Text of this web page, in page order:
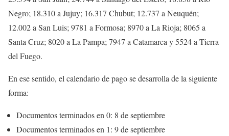
Negro; 18.310 a Jujuy; 16.317 Chubut; 12.737 a Neuquén;
12.002 a San Luis; 9781 a Formosa; 8970 a La Rioja; 8065 a
Santa Cruz; 8020 a La Pampa; 7947 a Catamarca y 5524 a Tierra
del Fuego.
En ese sentido, el calendario de pago se desarrolla de la siguiente
forma:
Documentos terminados en 0: 8 de septiembre
Documentos terminados en 1: 9 de septiembre